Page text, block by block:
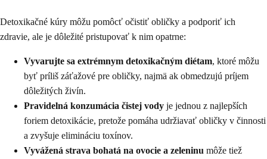
Detoxikačné kúry môžu pomôcť očistiť obličky a podporiť ich
zdravie, ale je dôležité pristupovať k nim opatrne:
Vyvarujte sa extrémnym detoxikačným diétam, ktoré môžu
byť príliš záťažové pre obličky, najmä ak obmedzujú príjem
dôležitých živín.
Pravidelná konzumácia čistej vody je jednou z najlepších
foriem detoxikácie, pretože pomáha udržiavať obličky v činnosti
a zvyšuje elimináciu toxínov.
Vyvážená strava bohatá na ovocie a zeleninu môže tiež